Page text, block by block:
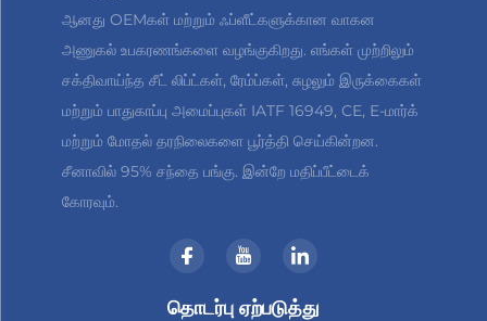
ஆனது OEMகள் மற்றும் ஃப்ளீட்களுக்கான வாகன
அணுகல் உபகரணங்களை வழங்குகிறது. எங்கள் முற்றிலும்
சக்திவாய்ந்த சீட் லிப்ட்கள், ரேம்ப்கள், சுழலும் இருக்கைகள்
மற்றும் பாதுகாப்பு அமைப்புகள் IATF 16949, CE, E-மார்க்
மற்றும் மோதல் தரநிலைகளை பூர்த்தி செய்கின்றன.
சீனாவில் 95% சந்தை பங்கு. இன்றே மதிப்பீட்டைக்
கோரவும்.
தொடர்பு ஏற்படுத்து